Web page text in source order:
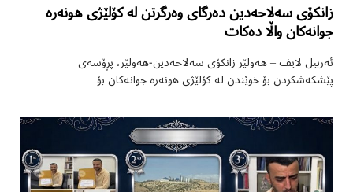
زانکۆی سەلاحەدین دەرگای وەرگرتن لە کۆلێژی هونەرە
جوانەکان واڵا دەکات
ئەربیل لایف – هەولێر زانکۆی سەلاحەدین-هەولێر، پڕۆسەی
پێشکەشکردن بۆ خوێندن لە کۆلێژی هونەرە جوانەکان بۆ…